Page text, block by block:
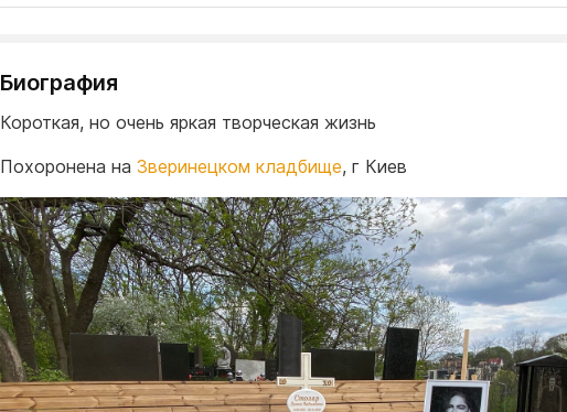
Биография
Короткая, но очень яркая творческая жизнь
Похоронена на Зверинецком кладбище, г Киев